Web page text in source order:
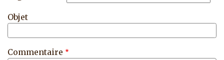
Objet
Commentaire